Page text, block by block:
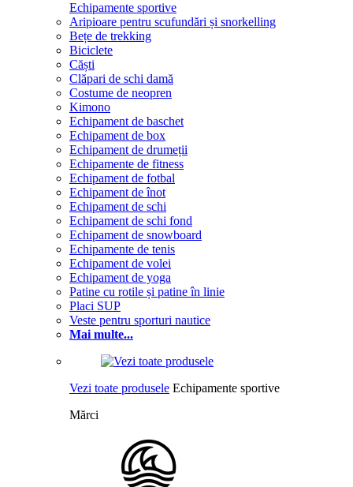
Echipamente sportive
Aripioare pentru scufundări și snorkelling
Bețe de trekking
Biciclete
Căști
Clăpari de schi damă
Costume de neopren
Kimono
Echipament de baschet
Echipament de box
Echipament de drumeții
Echipamente de fitness
Echipament de fotbal
Echipament de înot
Echipament de schi
Echipament de schi fond
Echipament de snowboard
Echipamente de tenis
Echipament de volei
Echipament de yoga
Patine cu rotile și patine în linie
Placi SUP
Veste pentru sporturi nautice
Mai multe...
Vezi toate produsele Echipamente sportive
Mărci